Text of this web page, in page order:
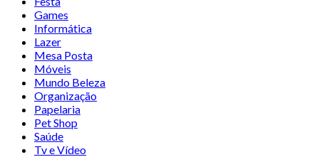
Games
Informática
Lazer
Mesa Posta
Móveis
Mundo Beleza
Organização
Papelaria
Pet Shop
Saúde
Tv e Vídeo